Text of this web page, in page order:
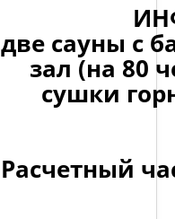
две сауны с
зал (на 80
сушки
Расчетный